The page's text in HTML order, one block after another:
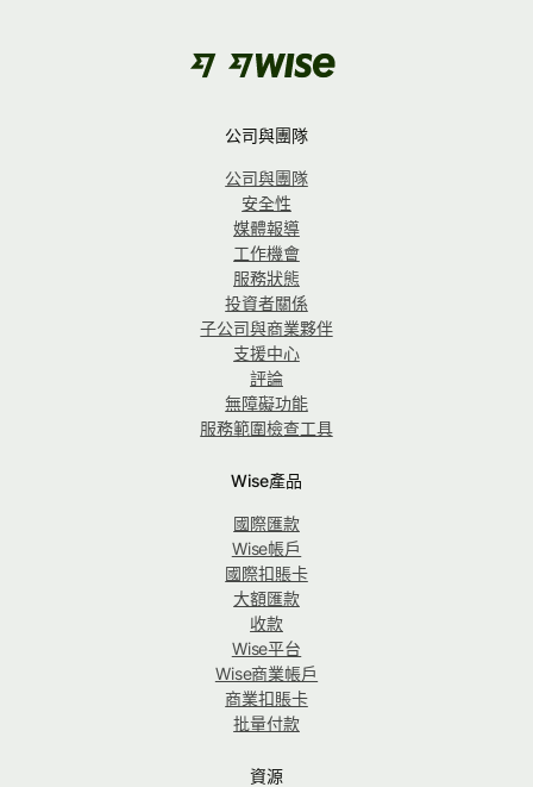
公司與團隊
公司與團隊
安全性
媒體報導
工作機會
服務狀態
投資者關係
子公司與商業夥伴
支援中心
評論
無障礙功能
服務範圍檢查工具
Wise產品
國際匯款
Wise帳戶
國際扣賬卡
大額匯款
收款
Wise平台
Wise商業帳戶
商業扣賬卡
批量付款
資源